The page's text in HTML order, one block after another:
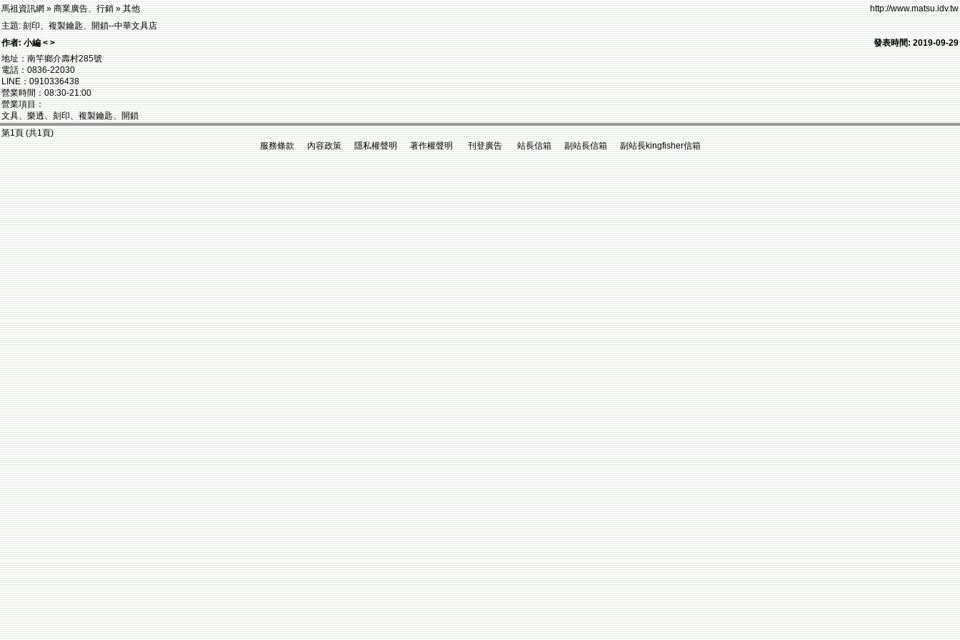
馬祖資訊網 » 商業廣告、行銷 » 其他
http://www.matsu.idv.tw
主題: 刻印、複製鑰匙、開鎖--中華文具店
作者: 小編 < >
發表時間: 2019-09-29
地址：南竿鄉介壽村285號
電話：0836-22030
LINE：0910336438
營業時間：08:30-21:00
營業項目：
文具、樂透、刻印、複製鑰匙、開鎖
第1頁 (共1頁)
服務條款 內容政策 隱私權聲明 著作權聲明 刊登廣告 站長信箱 副站長信箱 副站長kingfisher信箱